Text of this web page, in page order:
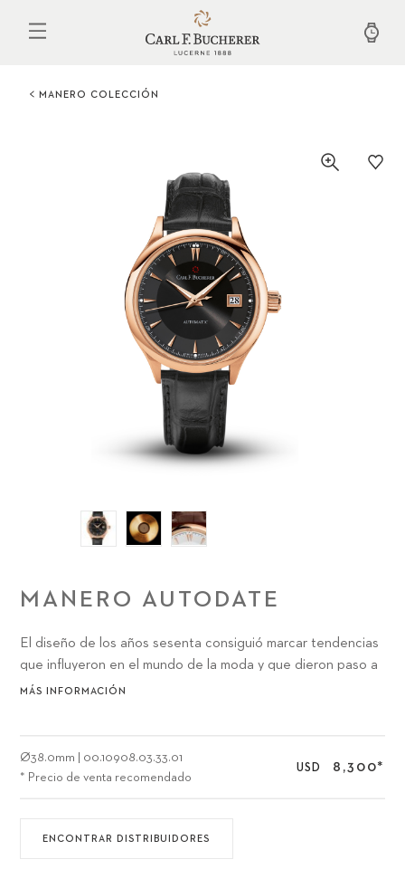
contenido
MANERO COLECCIÓN
MANERO AUTODATE
El diseño de los años sesenta consiguió marcar tendencias
que influyeron en el mundo de la moda y que dieron paso a
formas que durarán para siempre.
MÁS INFORMACIÓN
Ø38.0mm
00.10908.03.33.01
* Precio de venta recomendado
USD 8,300*
ENCONTRAR DISTRIBUIDORES